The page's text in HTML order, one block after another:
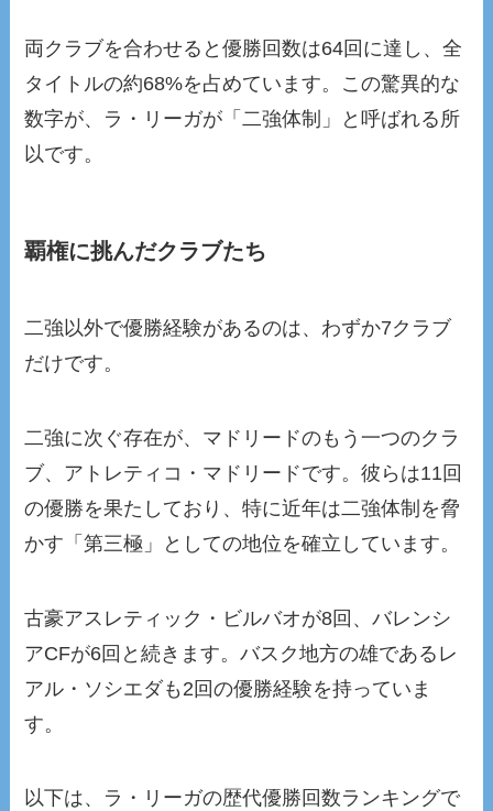
両クラブを合わせると優勝回数は64回に達し、全
タイトルの約68%を占めています。この驚異的な
数字が、ラ・リーガが「二強体制」と呼ばれる所
以です。
覇権に挑んだクラブたち
二強以外で優勝経験があるのは、わずか7クラブ
だけです。
二強に次ぐ存在が、マドリードのもう一つのクラ
ブ、アトレティコ・マドリードです。彼らは11回
の優勝を果たしており、特に近年は二強体制を脅
かす「第三極」としての地位を確立しています。
古豪アスレティック・ビルバオが8回、バレンシ
アCFが6回と続きます。バスク地方の雄であるレ
アル・ソシエダも2回の優勝経験を持っていま
す。
以下は、ラ・リーガの歴代優勝回数ランキングで